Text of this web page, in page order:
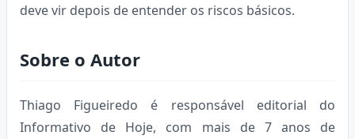
deve vir depois de entender os riscos básicos.
Sobre o Autor
Thiago Figueiredo é responsável editorial do
Informativo de Hoje, com mais de 7 anos de